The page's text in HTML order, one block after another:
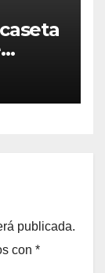
publicada.
con *